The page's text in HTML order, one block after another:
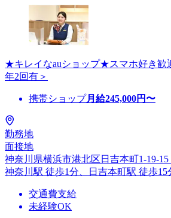
★キレイなauショップ★スマホ好き歓
年2回有＞
携帯ショップ月給245,000円〜
勤務地
面接地
神奈川県横浜市港北区日吉本町1-19-
神奈川駅 徒歩1分、日吉本町駅 徒歩15
交通費支給
未経験OK